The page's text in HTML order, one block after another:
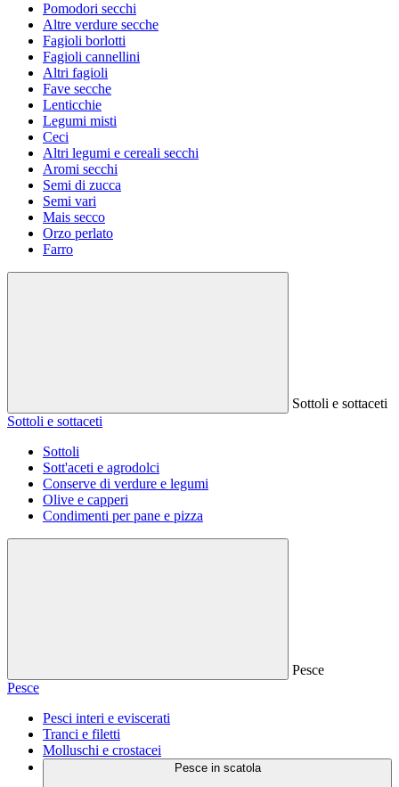
Pomodori secchi
Altre verdure secche
Fagioli borlotti
Fagioli cannellini
Altri fagioli
Fave secche
Lenticchie
Legumi misti
Ceci
Altri legumi e cereali secchi
Aromi secchi
Semi di zucca
Semi vari
Mais secco
Orzo perlato
Farro
Sottoli e sottaceti
Sottoli e sottaceti
Sottoli
Sott'aceti e agrodolci
Conserve di verdure e legumi
Olive e capperi
Condimenti per pane e pizza
Pesce
Pesce
Pesci interi e eviscerati
Tranci e filetti
Molluschi e crostacei
Pesce in scatola